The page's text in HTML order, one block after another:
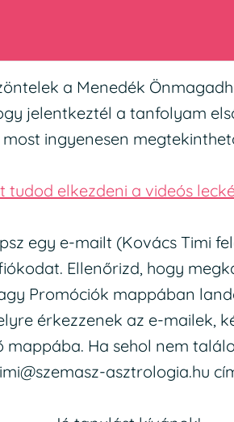
a Menedék
jelentkeztél a tanfolyam
most ingyenesen
tudod elkezdeni a videós
egy e-mailt (Kovács Timi
Ellenőrizd, hogy
Promóciók mappában
érkezzenek az e-mailek,
mappába. Ha sehol nem
asztrologia.hu